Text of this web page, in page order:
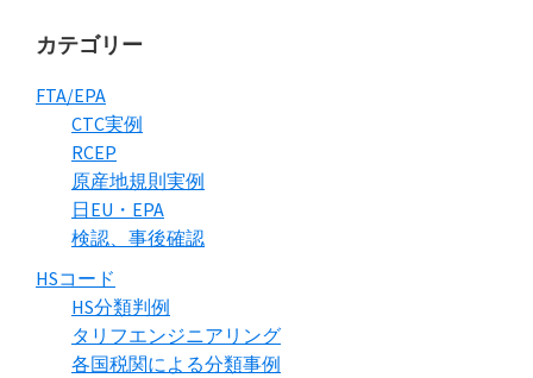
カテゴリー
FTA/EPA
CTC実例
RCEP
原産地規則実例
日EU・EPA
検認、事後確認
HSコード
HS分類判例
タリフエンジニアリング
各国税関による分類事例